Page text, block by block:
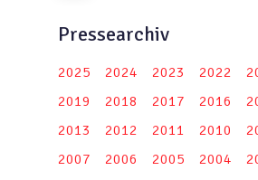
Pressearchiv
2025 2024 2023 2022
2019
2018 2017 2016
2013
2012 2011 2010
2007
2006 2005 2004